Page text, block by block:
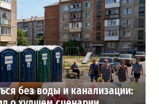
ребенка на матрасе и
операция
без воды и канализации: